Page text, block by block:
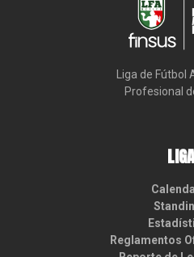
Liga de Fútbol
Profesional
LIGA
Reglamentos